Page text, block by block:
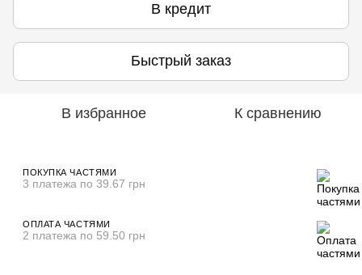
В кредит
Быстрый заказ
В избранное К сравнению
ПОКУПКА ЧАСТЯМИ
3 платежа по 39.67 грн
ОПЛАТА ЧАСТЯМИ
2 платежа по 59.50 грн